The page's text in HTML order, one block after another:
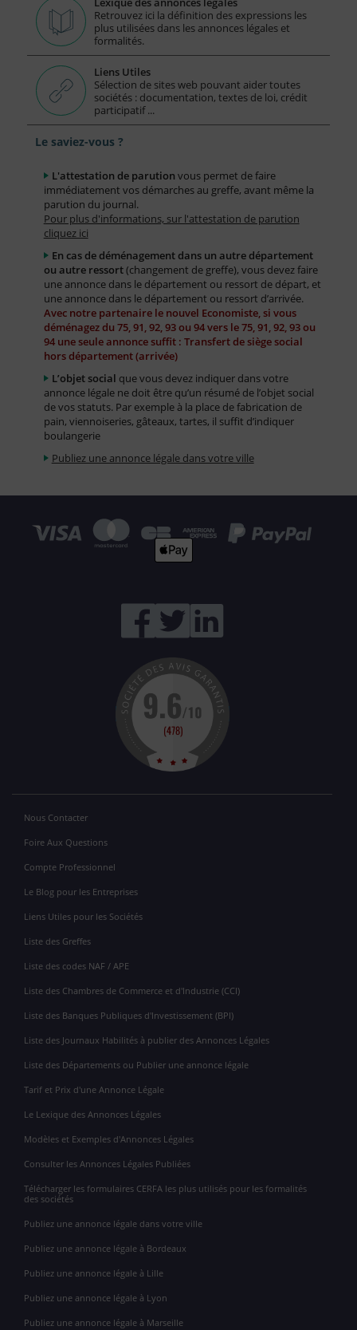
Retrouvez ici la définition des expressions les
plus utilisées dans les annonces légales et
formalités.
Liens Utiles
Sélection de sites web pouvant aider toutes
sociétés : documentation, textes de loi, crédit
participatif ...
Le saviez-vous ?
L'attestation de parution vous permet de faire
immédiatement vos démarches au greffe, avant même la
parution du journal.
Pour plus d'informations, sur l'attestation de parution
cliquez ici
En cas de déménagement dans un autre département
ou autre ressort(changement de greffe), vous devez faire
une annonce dans le département ou ressort de départ, et
une annonce dans le département ou ressort d’arrivée.
Avec notre partenaire le nouvel Economiste, si vous
déménagez du 75, 91, 92, 93 ou 94 vers le 75, 91, 92, 93 ou
94 une seule annonce suffit : Transfert de siège social
hors département (arrivée)
L’objet social que vous devez indiquer dans votre
annonce légale ne doit être qu’un résumé de l’objet social
de vos statuts. Par exemple à la place de fabrication de
pain, viennoiseries, gâteaux, tartes, il suffit d’indiquer
boulangerie
Publiez une annonce légale dans votre ville
Nous Contacter
Foire Aux Questions
Compte Professionnel
Le Blog pour les Entreprises
Liens Utiles pour les Sociétés
Liste des Greffes
Liste des codes NAF / APE
Liste des Chambres de Commerce et d'Industrie (CCI)
Liste des Banques Publiques d'Investissement (BPI)
Liste des Journaux Habilités à publier des Annonces Légales
Liste des Départements ou Publier une annonce légale
Tarif et Prix d'une Annonce Légale
Le Lexique des Annonces Légales
Modèles et Exemples d'Annonces Légales
Consulter les Annonces Légales Publiées
Télécharger les formulaires CERFA les plus utilisés pour les formalités
des sociétés
Publiez une annonce légale dans votre ville
Publiez une annonce légale à Bordeaux
Publiez une annonce légale à Lille
Publiez une annonce légale à Lyon
Publiez une annonce légale à Marseille